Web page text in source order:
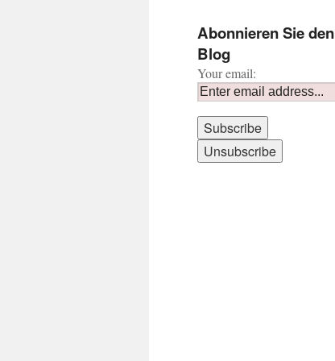
Abonnieren Sie den
Blog
Your email: